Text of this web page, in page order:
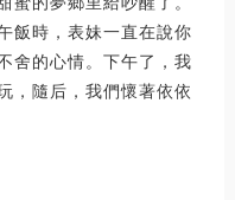
飯時，表妹一直在說你
舍的心情。下午了，我
，隨后，我們懷著依依